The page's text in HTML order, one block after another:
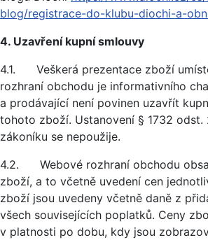
blog/registrace-do-klubu-diochi-a-
4. Uzavření kupní smlouvy
4.1. Veškerá prezentace zboží
rozhraní obchodu je informativního
a prodávající není povinen uzavřít
tohoto zboží. Ustanovení § 1732 odst.
zákoníku se nepoužije.
4.2. Webové rozhraní obchodu
zboží, a to včetně uvedení cen
zboží jsou uvedeny včetně daně z
všech souvisejících poplatků. Ceny
v platnosti po dobu, kdy jsou